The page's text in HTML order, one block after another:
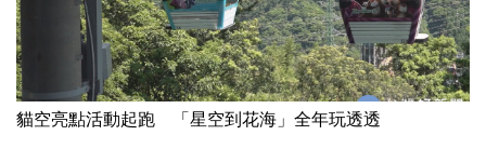
貓空亮點活動起跑 「星空到花海」全年玩透透